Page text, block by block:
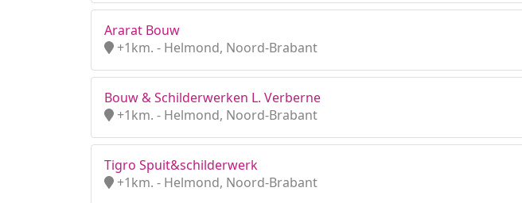
Ararat Bouw
+1km. - Helmond, Noord-Brabant
Bouw & Schilderwerken L. Verberne
+1km. - Helmond, Noord-Brabant
Tigro Spuit&schilderwerk
+1km. - Helmond, Noord-Brabant